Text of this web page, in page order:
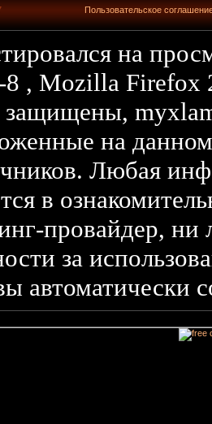
Пользовательское
на
, Mozilla Firefox
защищены,
на
представленная здесь,
в
провайдер,
за
автоматически